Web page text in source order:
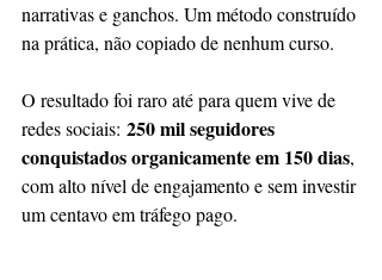
narrativas e ganchos. Um método construído
na prática, não copiado de nenhum curso.
O resultado foi raro até para quem vive de
redes sociais: 250 mil seguidores
conquistados organicamente em 150 dias,
com alto nível de engajamento e sem investir
um centavo em tráfego pago.